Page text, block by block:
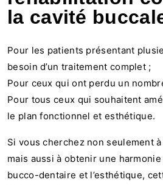
la cavité
Pour les patients présentant
besoin d’un traitement complet ;
Pour ceux qui ont perdu un
Pour tous ceux qui souhaitent
le plan fonctionnel et esthétique.
Si vous cherchez non seulement
mais aussi à obtenir une
bucco-dentaire et l’esthétique,